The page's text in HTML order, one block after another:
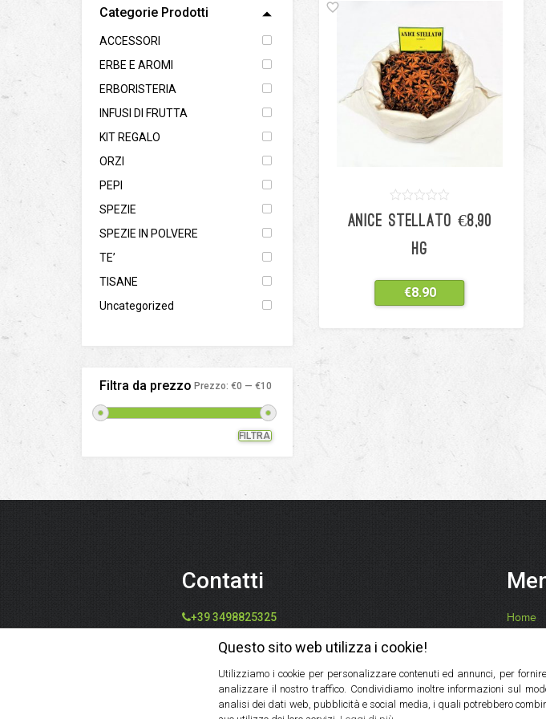
Categorie Prodotti
ACCESSORI
ERBE E AROMI
ERBORISTERIA
INFUSI DI FRUTTA
KIT REGALO
ORZI
PEPI
SPEZIE
SPEZIE IN POLVERE
TE’
TISANE
Uncategorized
Filtra da prezzo
Prezzo
Prezzo
FILTRA
Prezzo: €0 — €10
0
out
5
based
0
ratings
ANICE STELLATO €8,90
HG
€8.90
Contatti
+39 3498825325
catiafari@yahoo.it
Via Tommaso Galleppini, 31,
47121 Forlì FC, Italia
Home
I Nostri
Contatti
Questo sito web utilizza i cookie!
Utilizziamo i cookie per personalizzare contenuti ed annunci, per
analizzare il nostro traffico. Condividiamo inoltre informazioni sul
analisi dei dati web, pubblicità e social media, i quali potrebbero